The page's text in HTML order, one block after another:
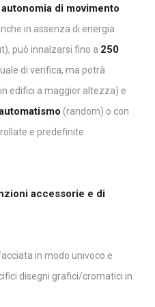
di movimento
in assenza di energia
può innalzarsi fino a 250
di verifica, ma potrà
edifici a maggior altezza) e
(random) o con
e predefinite
accessorie e di
in modo univoco e
disegni grafici/cromatici in